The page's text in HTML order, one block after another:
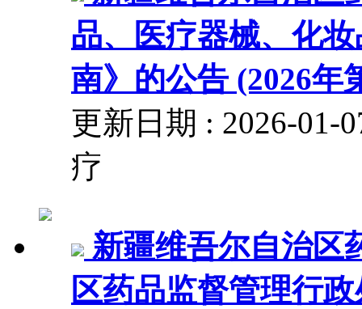
品、医疗器械、化
南》的公告 (2026年
更新日期 : 2026-
疗
新疆维吾尔自治区
区药品监督管理行